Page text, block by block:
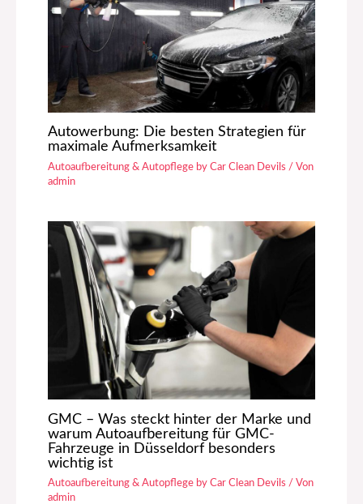
Autowerbung: Die besten Strategien für
maximale Aufmerksamkeit
Autoaufbereitung & Autopflege by Car Clean Devils / Von
admin
GMC – Was steckt hinter der Marke und
warum Autoaufbereitung für GMC-
Fahrzeuge in Düsseldorf besonders
wichtig ist
Autoaufbereitung & Autopflege by Car Clean Devils / Von
admin